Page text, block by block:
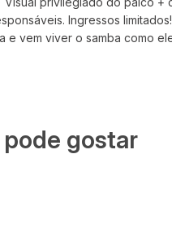
Ingressos
e vem viver o samba como
gostar